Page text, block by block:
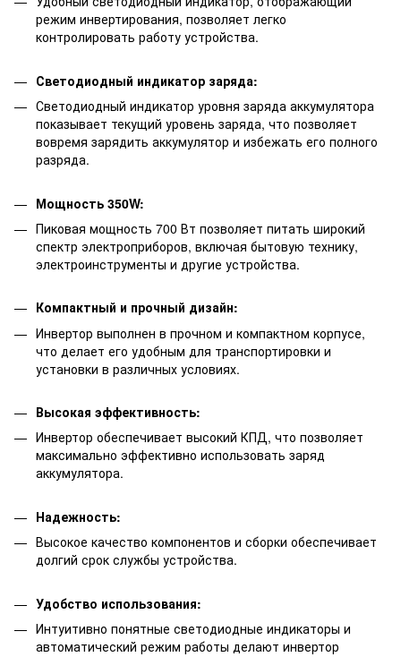
режим инвертирования, позволяет легко
контролировать работу устройства.
Светодиодный индикатор заряда:
Светодиодный индикатор уровня заряда аккумулятора
показывает текущий уровень заряда, что позволяет
вовремя зарядить аккумулятор и избежать его полного
разряда.
Мощность 350W:
Пиковая мощность 700 Вт позволяет питать широкий
спектр электроприборов, включая бытовую технику,
электроинструменты и другие устройства.
Компактный и прочный дизайн:
Инвертор выполнен в прочном и компактном корпусе,
что делает его удобным для транспортировки и
установки в различных условиях.
Высокая эффективность:
Инвертор обеспечивает высокий КПД, что позволяет
максимально эффективно использовать заряд
аккумулятора.
Надежность:
Высокое качество компонентов и сборки обеспечивает
долгий срок службы устройства.
Удобство использования:
Интуитивно понятные светодиодные индикаторы и
автоматический режим работы делают инвертор